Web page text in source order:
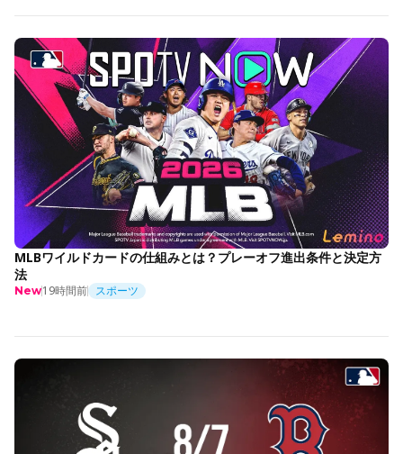
MLBワイルドカードの仕組みとは？プレーオフ進出条件と決定方
法
New19時間前 スポーツ